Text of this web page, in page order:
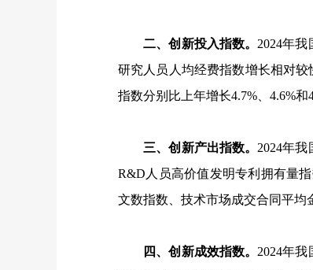
二、创新投入指数。 2024年我
研究人员人均经费指数增长相对较
指数分别比上年增长4.7% 4.6%和
三、创新产出指数。 2024年我
R&D 人员高价值发明专利拥有量
文数指数、技术市场成交合同平均
四、创新成效指数。 2024年我